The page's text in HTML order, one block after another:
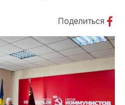
Поделиться